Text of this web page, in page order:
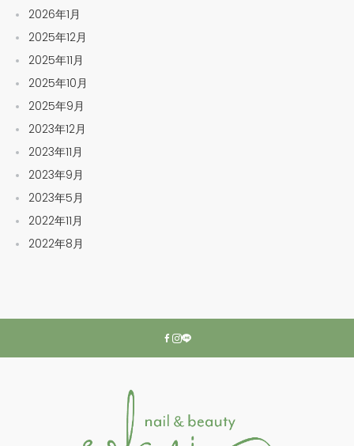
2026年1月
2025年12月
2025年11月
2025年10月
2025年9月
2023年12月
2023年11月
2023年9月
2023年5月
2022年11月
2022年8月